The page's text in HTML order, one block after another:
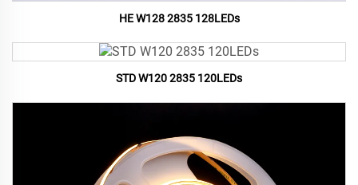
HE W128 2835 128LEDs
STD W120 2835 120LEDs